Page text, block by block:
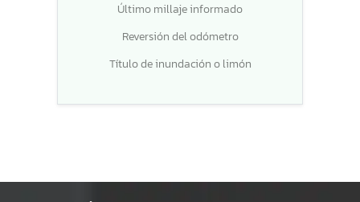
Último millaje informado
Reversión del odómetro
Título de inundación o limón